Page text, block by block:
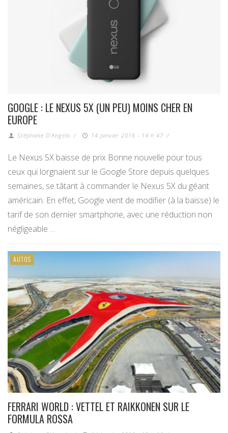
GOOGLE : LE NEXUS 5X (UN PEU) MOINS CHER EN
EUROPE
Stéphane D'Angelo / 14 janvier 2016 - 14 h 47 /
Le Nexus 5X baisse de prix Bonne nouvelle pour tous
ceux qui lorgnaient sur le Google Store depuis quelques
semaines, se tâtant à commander le Nexus 5X du géant
américain. En effet, Google vient de modifier (à la baisse) le
tarif de son dernier smartphone, avec une réduction non
négligeable …
AUTOS
FERRARI WORLD : VETTEL ET RAIKKONEN SUR LE
FORMULA ROSSA